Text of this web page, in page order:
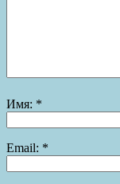
Имя: *
Email: *